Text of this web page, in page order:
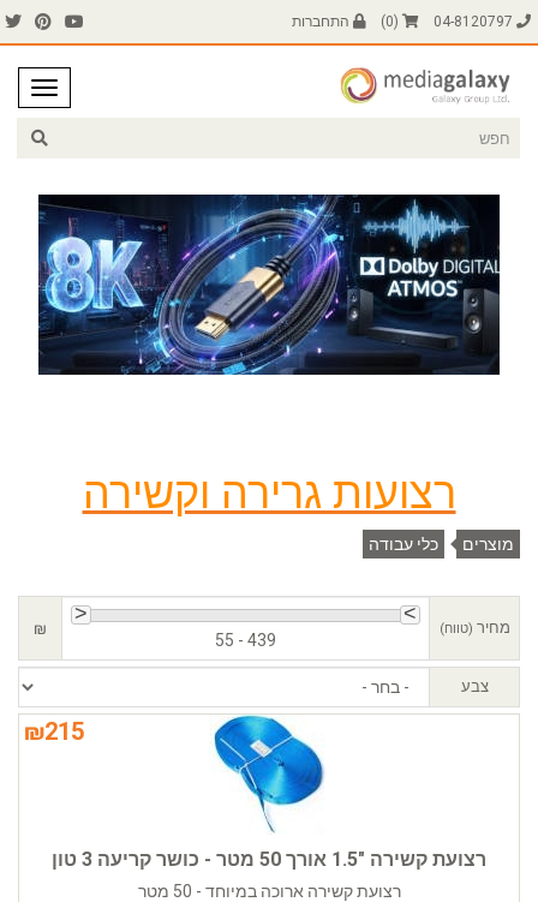
(
0
) התחברות
רצועות גרירה וקשירה
מוצרים כלי עבודה
מחיר (טווח)
55 - 439
₪
צבע
₪215
רצועת קשירה "1.5 אורך 50 מטר - כושר קריעה 3 טון
רצועת קשירה ארוכה במיוחד - 50 מטר